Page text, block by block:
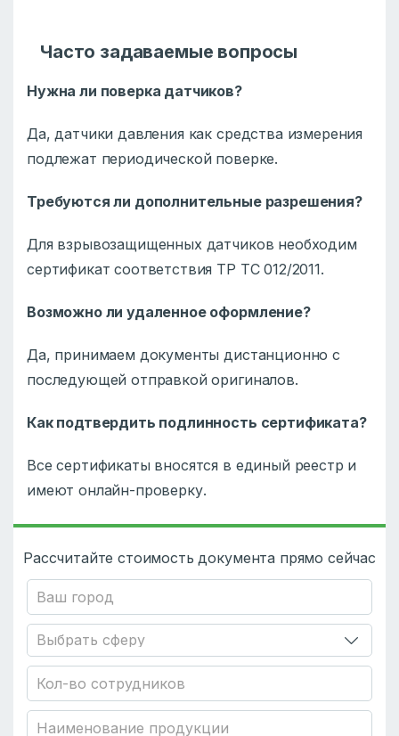
Часто задаваемые вопросы
Нужна ли поверка датчиков?
Да, датчики давления как средства измерения
подлежат периодической поверке.
Требуются ли дополнительные разрешения?
Для взрывозащищенных датчиков необходим
сертификат соответствия ТР ТС 012/2011.
Возможно ли удаленное оформление?
Да, принимаем документы дистанционно с
последующей отправкой оригиналов.
Как подтвердить подлинность сертификата?
Все сертификаты вносятся в единый реестр и
имеют онлайн-проверку.
Рассчитайте стоимость документа прямо сейчас